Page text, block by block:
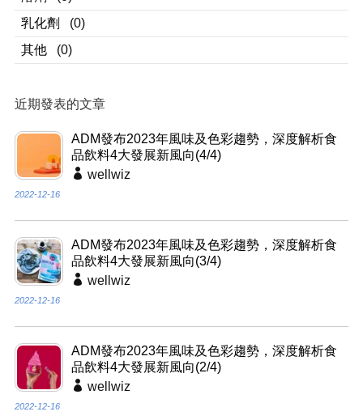
乳化劑
(0)
其他
(0)
近期發表的文章
ADM發布2023年風味及色彩趨勢，深度解析食
品飲料4大發展新風向(4/4)
wellwiz
2022-12-16
ADM發布2023年風味及色彩趨勢，深度解析食
品飲料4大發展新風向(3/4)
wellwiz
2022-12-16
ADM發布2023年風味及色彩趨勢，深度解析食
品飲料4大發展新風向(2/4)
wellwiz
2022-12-16